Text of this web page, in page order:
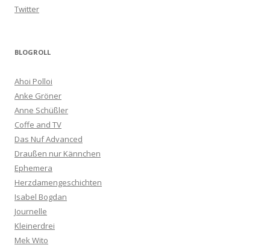
Twitter
BLOGROLL
Ahoi Polloi
Anke Gröner
Anne Schüßler
Coffe and TV
Das Nuf Advanced
Draußen nur Kännchen
Ephemera
Herzdamengeschichten
Isabel Bogdan
Journelle
Kleinerdrei
Mek Wito